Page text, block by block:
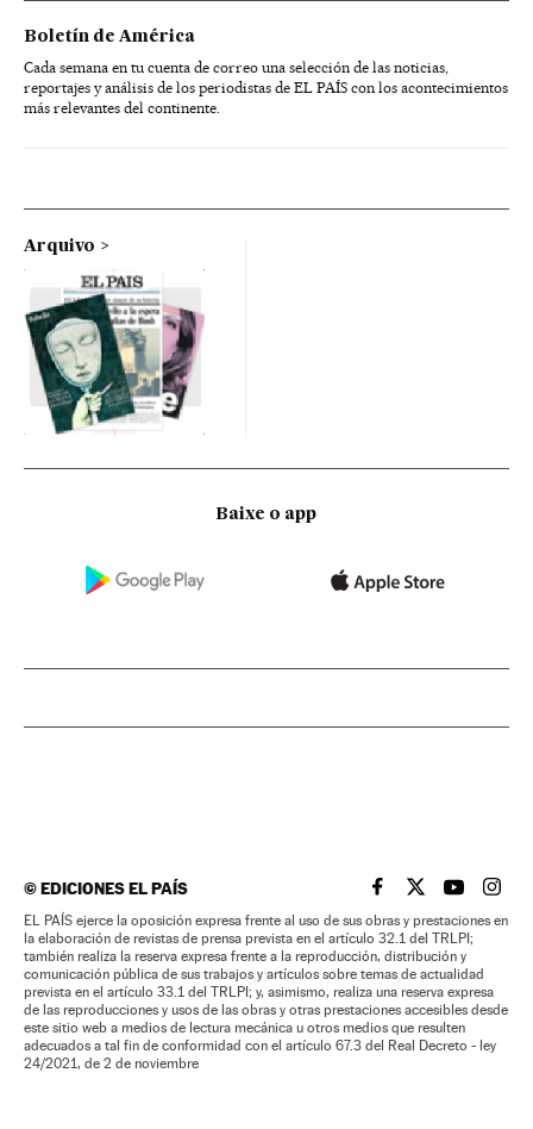
Boletín de América
Cada semana en tu cuenta de correo una selección de las noticias,
reportajes y análisis de los periodistas de EL PAÍS con los acontecimientos
más relevantes del continente.
Arquivo
Baixe o app
©EDICIONES EL PAÍS EL PAÍS BRASIL EN
EL PAÍSEL PAÍS
EL
EL PAÍS ejerce la oposición expresa frente al uso de sus obras y prestaciones en
la elaboración de revistas de prensa prevista en el artículo 32.1 del TRLPI;
también realiza la reserva expresa frente a la reproducción, distribución y
comunicación pública de sus trabajos y artículos sobre temas de actualidad
prevista en el artículo 33.1 del TRLPI; y, asimismo, realiza una reserva expresa
de las reproducciones y usos de las obras y otras prestaciones accesibles desde
este sitio web a medios de lectura mecánica u otros medios que resulten
adecuados a tal fin de conformidad con el artículo 67.3 del Real Decreto - ley
24/2021, de 2 de noviembre